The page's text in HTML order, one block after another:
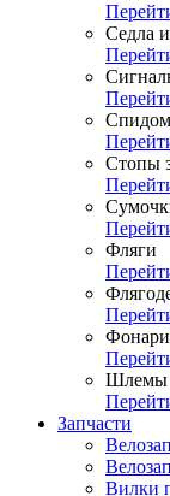
Седла
Стопы
Фляги
Фонари
Шлемы
Запчасти
Вилки